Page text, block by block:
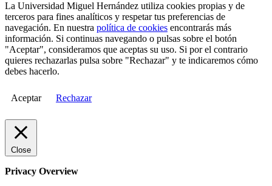
La Universidad Miguel Hernández utiliza cookies propias y de
terceros para fines analíticos y respetar tus preferencias de
navegación. En nuestra política de cookies encontrarás más
información. Si continuas navegando o pulsas sobre el botón
"Aceptar", consideramos que aceptas su uso. Si por el contrario
quieres rechazarlas pulsa sobre "Rechazar" y te indicaremos cómo
debes hacerlo.
Aceptar Rechazar
Close
Privacy Overview